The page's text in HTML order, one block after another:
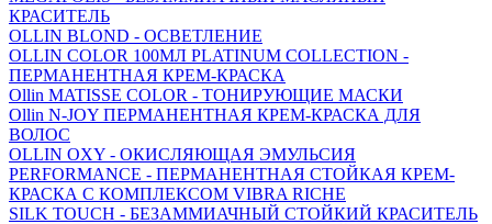
КРАСИТЕЛЬ
OLLIN BLOND - ОСВЕТЛЕНИЕ
OLLIN COLOR 100МЛ PLATINUM COLLECTION -
ПЕРМАНЕНТНАЯ КРЕМ-КРАСКА
Ollin MATISSE COLOR - ТОНИРУЮЩИЕ МАСКИ
Ollin N-JOY ПЕРМАНЕНТНАЯ КРЕМ-КРАСКА ДЛЯ
ВОЛОС
OLLIN OXY - ОКИСЛЯЮЩАЯ ЭМУЛЬСИЯ
PERFORMANCE - ПЕРМАНЕНТНАЯ СТОЙКАЯ КРЕМ-
КРАСКА С КОМПЛЕКСОМ VIBRA RICHE
SILK TOUCH - БЕЗАММИАЧНЫЙ СТОЙКИЙ КРАСИТЕЛЬ